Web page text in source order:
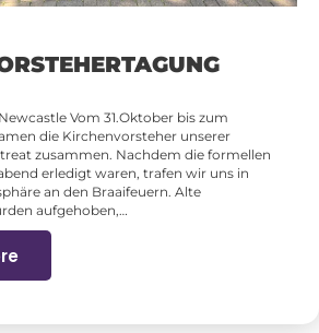
Vom 31.Oktober bis zum
die Kirchenvorsteher unserer
zusammen. Nachdem die formellen
erledigt waren, trafen wir uns in
an den Braaifeuern. Alte
aufgehoben,…